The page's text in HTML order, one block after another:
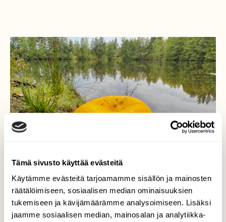
Tämä sivusto käyttää evästeitä
Käytämme evästeitä tarjoamamme sisällön ja mainosten
räätälöimiseen, sosiaalisen median ominaisuuksien
tukemiseen ja kävijämäärämme analysoimiseen. Lisäksi
jaamme sosiaalisen median, mainosalan ja analytiikka-